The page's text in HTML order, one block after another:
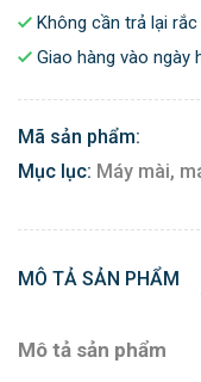
Không cần trả lại
Giao hàng vào ngày
Mã sản phẩm:
Mục lục: Máy mài,
MÔ TẢ SẢN PHẨM
Mô tả sản phẩm